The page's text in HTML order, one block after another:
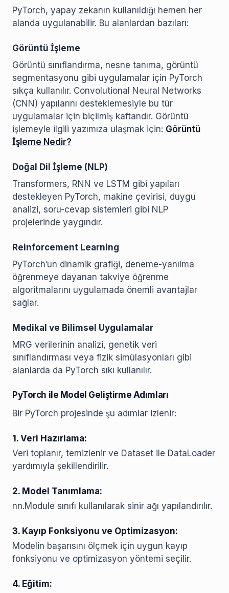
PyTorch, yapay zekanın kullanıldığı hemen her
alanda uygulanabilir. Bu alanlardan bazıları:
Görüntü İşleme
Görüntü sınıflandırma, nesne tanıma, görüntü
segmentasyonu gibi uygulamalar için PyTorch
sıkça kullanılır. Convolutional Neural Networks
(CNN) yapılarını desteklemesiyle bu tür
uygulamalar için biçilmiş kaftandır. Görüntü
işlemeyle ilgili yazımıza ulaşmak için: Görüntü
İşleme Nedir?
Doğal Dil İşleme (NLP)
Transformers, RNN ve LSTM gibi yapıları
destekleyen PyTorch, makine çevirisi, duygu
analizi, soru-cevap sistemleri gibi NLP
projelerinde yaygındır.
Reinforcement Learning
PyTorch’un dinamik grafiği, deneme-yanılma
öğrenmeye dayanan takviye öğrenme
algoritmalarını uygulamada önemli avantajlar
sağlar.
Medikal ve Bilimsel Uygulamalar
MRG verilerinin analizi, genetik veri
sınıflandırması veya fizik simülasyonları gibi
alanlarda da PyTorch sıkı kullanılır.
PyTorch ile Model Geliştirme Adımları
Bir PyTorch projesinde şu adımlar izlenir:
1. Veri Hazırlama:
Veri toplanır, temizlenir ve Dataset ile DataLoader
yardımıyla şekillendirilir.
2. Model Tanımlama:
nn.Module sınıfı kullanılarak sinir ağı yapılandırılır.
3. Kayıp Fonksiyonu ve Optimizasyon:
Modelin başarısını ölçmek için uygun kayıp
fonksiyonu ve optimizasyon yöntemi seçilir.
4. Eğitim: